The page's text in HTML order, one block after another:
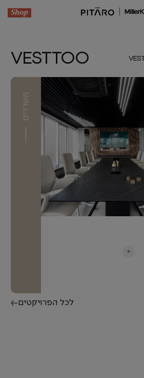
Shop
VESTTOO
משרדים
+
לכל הפרויקטים